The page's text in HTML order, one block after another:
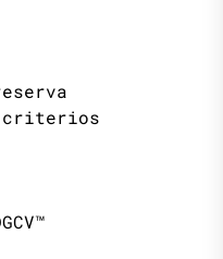
criterios